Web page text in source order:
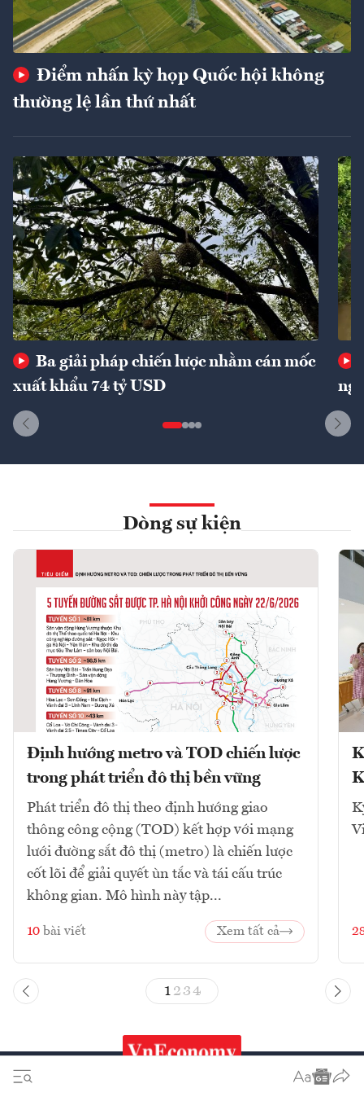
Điểm nhấn kỳ họp Quốc hội không
thường lệ lần thứ nhất
Ba giải pháp chiến lược nhằm cán mốc
xuất khẩu 74 tỷ USD
Dòng sự kiện
Định hướng metro và TOD chiến lược
trong phát triển đô thị bền vững
Phát triển đô thị theo định hướng giao
thông công cộng (TOD) kết hợp với mạng
lưới đường sắt đô thị (metro) là chiến lược
cốt lõi để giải quyết ùn tắc và tái cấu trúc
không gian. Mô hình này tập...
10 bài viết Xem tất cả
1 23 4